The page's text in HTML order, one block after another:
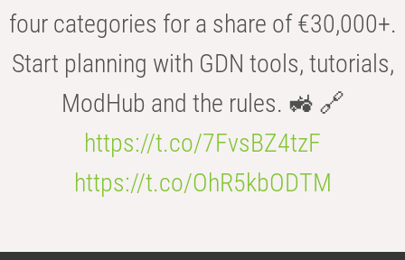
four categories for a share of €30,000+.
Start planning with GDN tools, tutorials,
ModHub and the rules. 🚜 🔗
https://t.co/7FvsBZ4tzF
https://t.co/OhR5kbODTM